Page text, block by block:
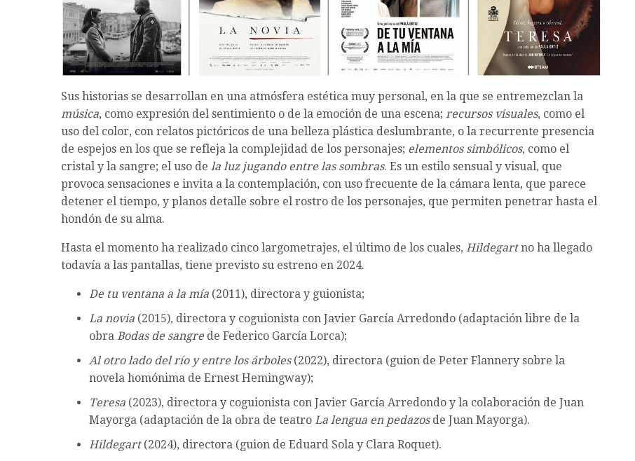
Sus historias se desarrollan en una atmósfera estética muy personal, en la que se entremezclan la
música, como expresión del sentimiento o de la emoción de una escena; recursos visuales, como el
uso del color, con relatos pictóricos de una belleza plástica deslumbrante, o la recurrente presencia
de espejos en los que se refleja la complejidad de los personajes; elementos simbólicos, como el
cristal y la sangre; el uso de la luz jugando entre las sombras. Es un estilo sensual y visual, que
provoca sensaciones e invita a la contemplación, con uso frecuente de la cámara lenta, que parece
detener el tiempo, y planos detalle sobre el rostro de los personajes, que permiten penetrar hasta el
hondón de su alma.
Hasta el momento ha realizado cinco largometrajes, el último de los cuales, Hildegartno ha llegado
todavía a las pantallas, tiene previsto su estreno en 2024.
De tu ventana a la mía (2011), directora y guionista;
La novia (2015), directora y coguionista con Javier García Arredondo (adaptación libre de la
obra Bodas de sangrede Federico García Lorca);
Al otro lado del río y entre los árboles(2022), directora (guion de Peter Flannery sobre la
novela homónima de Ernest Hemingway);
Teresa (2023), directora y coguionista con Javier García Arredondo y la colaboración de Juan
Mayorga (adaptación de la obra de teatro La lengua en pedazosde Juan Mayorga).
Hildegart(2024), directora (guion de Eduard Sola y Clara Roquet).